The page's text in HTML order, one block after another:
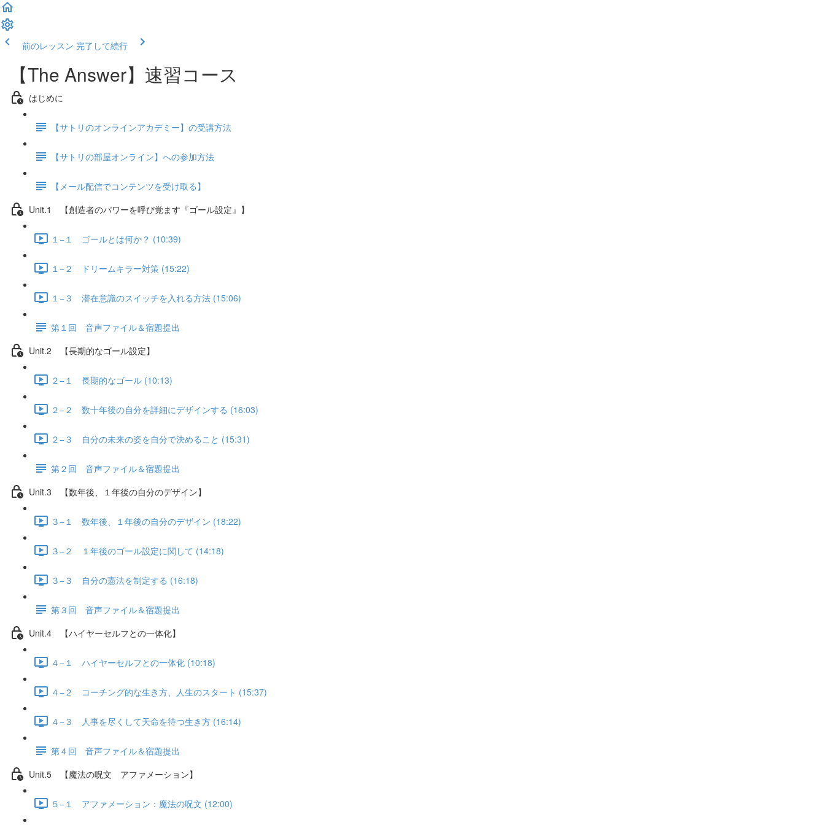
前のレッスン 完了して続行
【The Answer】速習コース
はじめに
【サトリのオンラインアカデミー】の受講方法
【サトリの部屋オンライン】への参加方法
【メール配信でコンテンツを受け取る】
Unit.1 【創造者のパワーを呼び覚ます『ゴール設定』】
１−１ ゴールとは何か？ (10:39)
１−２ ドリームキラー対策 (15:22)
１−３ 潜在意識のスイッチを入れる方法 (15:06)
第１回 音声ファイル＆宿題提出
Unit.2 【長期的なゴール設定】
２−１ 長期的なゴール (10:13)
２−２ 数十年後の自分を詳細にデザインする (16:03)
２−３ 自分の未来の姿を自分で決めること (15:31)
第２回 音声ファイル＆宿題提出
Unit.3 【数年後、１年後の自分のデザイン】
３−１ 数年後、１年後の自分のデザイン (18:22)
３−２ １年後のゴール設定に関して (14:18)
３−３ 自分の憲法を制定する (16:18)
第３回 音声ファイル＆宿題提出
Unit.4 【ハイヤーセルフとの一体化】
４−１ ハイヤーセルフとの一体化 (10:18)
４−２ コーチング的な生き方、人生のスタート (15:37)
４−３ 人事を尽くして天命を待つ生き方 (16:14)
第４回 音声ファイル＆宿題提出
Unit.5 【魔法の呪文 アファメーション】
５−１ アファメーション：魔法の呪文 (12:00)